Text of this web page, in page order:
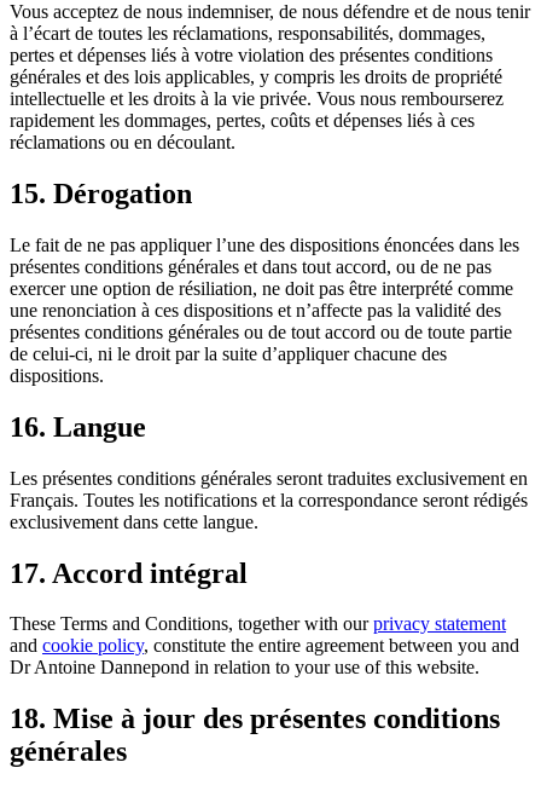
Vous acceptez de nous indemniser, de nous défendre et de nous tenir
à l’écart de toutes les réclamations, responsabilités, dommages,
pertes et dépenses liés à votre violation des présentes conditions
générales et des lois applicables, y compris les droits de propriété
intellectuelle et les droits à la vie privée. Vous nous rembourserez
rapidement les dommages, pertes, coûts et dépenses liés à ces
réclamations ou en découlant.
15. Dérogation
Le fait de ne pas appliquer l’une des dispositions énoncées dans les
présentes conditions générales et dans tout accord, ou de ne pas
exercer une option de résiliation, ne doit pas être interprété comme
une renonciation à ces dispositions et n’affecte pas la validité des
présentes conditions générales ou de tout accord ou de toute partie
de celui-ci, ni le droit par la suite d’appliquer chacune des
dispositions.
16. Langue
Les présentes conditions générales seront traduites exclusivement en
Français. Toutes les notifications et la correspondance seront rédigés
exclusivement dans cette langue.
17. Accord intégral
These Terms and Conditions, together with ourprivacy statement
and cookie policy, constitute the entire agreement between you and
Dr Antoine Dannepond in relation to your use of this website.
18. Mise à jour des présentes conditions
générales